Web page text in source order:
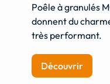
Poêle à granulés
donnent du
très performant.
Découvrir